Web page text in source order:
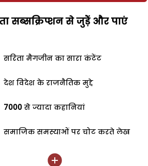
सब्सक्रिप्शन से जुड़ेें और पाएं
सरिता मैगजीन का सारा कंटेंट
देश विदेश के राजनैतिक मुद्दे
7000 से ज्यादा कहानियां
समाजिक समस्याओं पर चोट करते लेख